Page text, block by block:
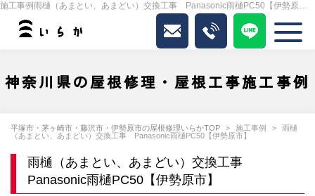
施工事例雨樋（あまとい、あまどい）交換工事 Panasonic雨樋PC50【伊勢原市】｜いらか
神奈川県の屋根修理・屋根工事施工事例
平塚市・茅ヶ崎市・藤沢市・伊勢原市の屋根修理いらかTOP 施工事例
雨樋
（あまとい、あまどい）交換工事 Panasonic雨樋PC50【伊勢原市】
雨樋（あまとい、あまどい）交換工事
Panasonic雨樋PC50【伊勢原市】